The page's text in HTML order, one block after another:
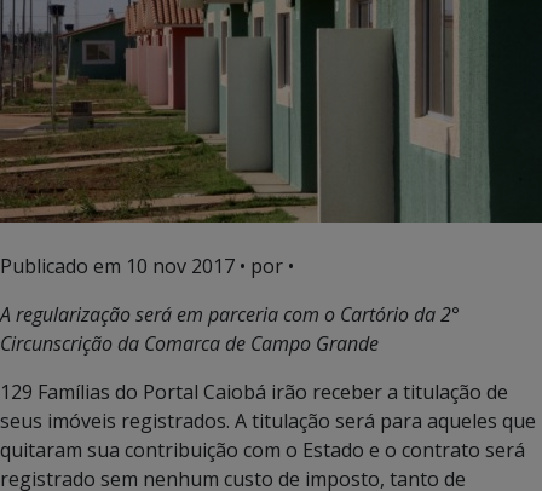
Publicado em 10 nov 2017 • por •
A regularização será em parceria com o Cartório da 2°
Circunscrição da Comarca de Campo Grande
129 Famílias do Portal Caiobá irão receber a titulação de
seus imóveis registrados. A titulação será para aqueles que
quitaram sua contribuição com o Estado e o contrato será
registrado sem nenhum custo de imposto, tanto de